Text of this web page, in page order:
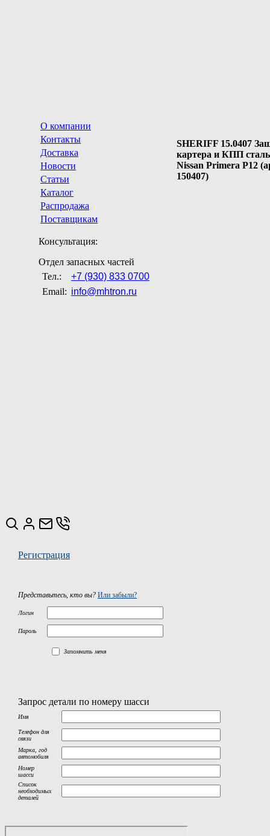
О компании
Контакты
Доставка
Новости
Статьи
Каталог
Распродажа
Поставщикам
Консультация:
Отдел запасных частей
Тел.:
+7 (930) 833 0700
Email: info@mhtron.ru
SHERIFF 15.0407
картера и КПП
Nissan Primera P12
150407)
Регистрация
Представьтесь, кто вы? Или забыли?
Логин
Пароль
Запомнить меня
Запрос детали по номеру шасси
Имя
Телефон для
связи
Марка, год
автомобиля
Номер
шасси
Список
необходимых
деталей